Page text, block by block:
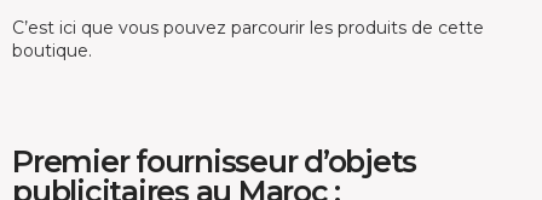
C’est ici que vous pouvez parcourir les produits de cette
boutique.
Premier fournisseur d’objets
publicitaires au Maroc :